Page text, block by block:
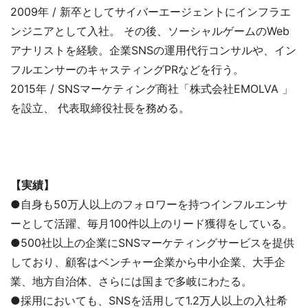
2009年 / 新卒としてサイバーエージェントにインフラエ
ンジニアとして入社。 その後、ソーシャルゲームのWeb
アナリストを経験。企業SNSの運用代行コンサルや、イン
フルエンサーのキャスティングPRなどを行う。
2015年 / SNSマーケティング商社「株式会社EMOLVA 」
を設立、 代表取締役社長を務める。
【実績】
●自身も50万人以上のフォロワーを持つインフルエンサ
ーとして活躍、毎月100件以上のリード獲得をしている。
●500社以上の企業にSNSマーケティングサービスを提供
しており、顧客はベンチャー企業から中小企業、大手企
業、地方自治体、さらには国まで多岐にわたる。
●採用においても、SNSを活用して1.2万人以上の入社希